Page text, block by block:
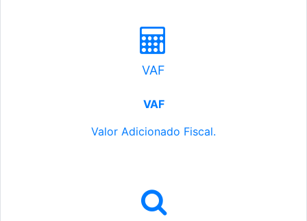
VAF
VAF
Valor Adicionado Fiscal.